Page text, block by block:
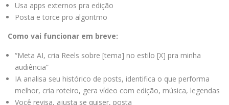
Usa apps externos pra edição
Posta e torce pro algoritmo
Como vai funcionar em breve:
“Meta AI, cria Reels sobre [tema] no estilo [X] pra minha
audiência”
IA analisa seu histórico de posts, identifica o que performa
melhor, cria roteiro, gera vídeo com edição, música, legendas
Você revisa, ajusta se quiser, posta